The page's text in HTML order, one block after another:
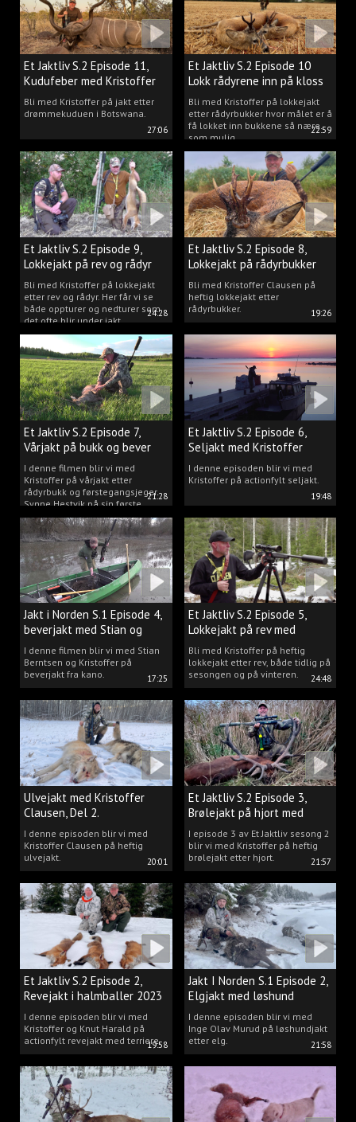
27:06
Et Jaktliv S.2 Episode 11,
Kudufeber med Kristoffer
Clausen
Bli med Kristoffer på jakt etter
drømmekuduen i Botswana.
22:59
Et Jaktliv S.2 Episode 10
Lokk rådyrene inn på kloss
hold.
Bli med Kristoffer på lokkejakt
etter rådyrbukker hvor målet er å
få lokket inn bukkene så nære
som mulig.
24:28
Et Jaktliv S.2 Episode 9,
Lokkejakt på rev og rådyr
med Kristoffer Clausen
Bli med Kristoffer på lokkejakt
etter rev og rådyr. Her får vi se
både oppturer og nedturer som
det ofte blir under jakt.
19:26
Et Jaktliv S.2 Episode 8,
Lokkejakt på rådyrbukker
2023 nr. 1
Bli med Kristoffer Clausen på
heftig lokkejakt etter
rådyrbukker.
21:28
Et Jaktliv S.2 Episode 7,
Vårjakt på bukk og bever
I denne filmen blir vi med
Kristoffer på vårjakt etter
rådyrbukk og førstegangsjeger
Synne Hestvik på sin første
beverjakt.
19:48
Et Jaktliv S.2 Episode 6,
Seljakt med Kristoffer
Clausen
I denne episoden blir vi med
Kristoffer på actionfylt seljakt.
17:25
Jakt i Norden S.1 Episode 4,
beverjakt med Stian og
Kristoffer
I denne filmen blir vi med Stian
Berntsen og Kristoffer på
beverjakt fra kano.
24:48
Et Jaktliv S.2 Episode 5,
Lokkejakt på rev med
Kristoffer Clausen
Bli med Kristoffer på heftig
lokkejakt etter rev, både tidlig på
sesongen og på vinteren.
20:01
Ulvejakt med Kristoffer
Clausen, Del 2.
I denne episoden blir vi med
Kristoffer Clausen på heftig
ulvejakt.
21:57
Et Jaktliv S.2 Episode 3,
Brølejakt på hjort med
Kristoffer Clausen
I episode 3 av Et Jaktliv sesong 2
blir vi med Kristoffer på heftig
brølejakt etter hjort.
19:58
Et Jaktliv S.2 Episode 2,
Revejakt i halmballer 2023
I denne episoden blir vi med
Kristoffer og Knut Harald på
actionfylt revejakt med terriere.
21:58
Jakt I Norden S.1 Episode 2,
Elgjakt med løshund
I denne episoden blir vi med
Inge Olav Murud på løshundjakt
etter elg.